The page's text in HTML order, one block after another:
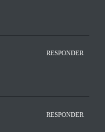
RESPONDER
RESPONDER